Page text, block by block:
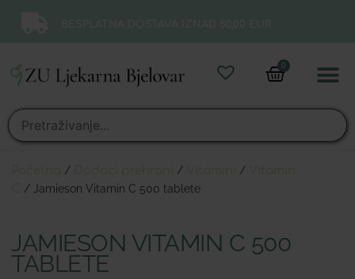
0
/ / /
/ Jamieson Vitamin C 500 tablete
JAMIESON VITAMIN C 500
TABLETE